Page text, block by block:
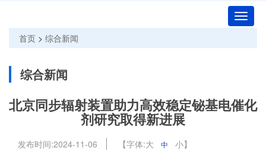
Toggle
首页 > 综合新闻
综合新闻
北京同步辐射装置助力高效稳定铋基电催化
剂研究取得新进展
发布时间:2024-11-06 【字体:大 中 小】